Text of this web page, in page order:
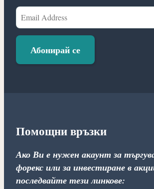
Email
Address
Абонирай се
Помощни връзки
Ако Ви е нужен акаунт за
форекс или за инвестиране в
последвайте тези линкове: